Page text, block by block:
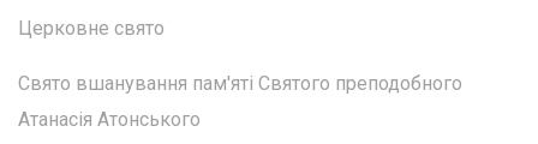
Церковне свято
Свято вшанування пам'яті Святого преподобного
Атанасія Атонського